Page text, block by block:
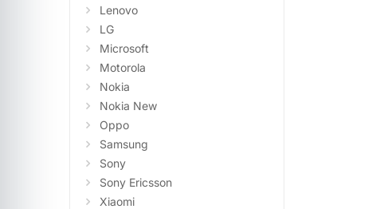
Lenovo
LG
Microsoft
Motorola
Nokia
Nokia New
Oppo
Samsung
Sony
Sony Ericsson
Xiaomi